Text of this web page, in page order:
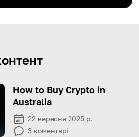
How to Buy Crypto in
Australia
22 вересня 2025 р.
3 коментарі